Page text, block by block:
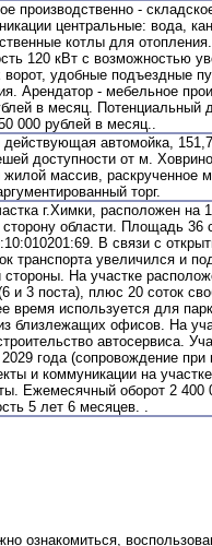
-
центральные: вода,
котлы для
120 кВт с возможностью
удобные подъездные
Арендатор - мебельное
в месяц. Потенциальный
000 рублей в месяц..
автомойка,
доступности от м.
массив, раскрученное
торг.
г.Химки, расположен на
области. Площадь 36
В связи с
транспорта увеличился и
На участке
и 3 поста), плюс 20 соток
время используется для
близлежащих офисов. На
автосервиса.
года (сопровождение при
и коммуникации на
Ежемесячный оборот 2 400
5 лет 6 месяцев. .
ознакомиться,